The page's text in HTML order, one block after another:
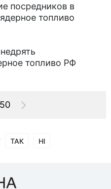
посредников в
топливо
топливо РФ
ТАК НІ